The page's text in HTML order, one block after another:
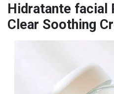
Hidratante facial
Clear Soothing